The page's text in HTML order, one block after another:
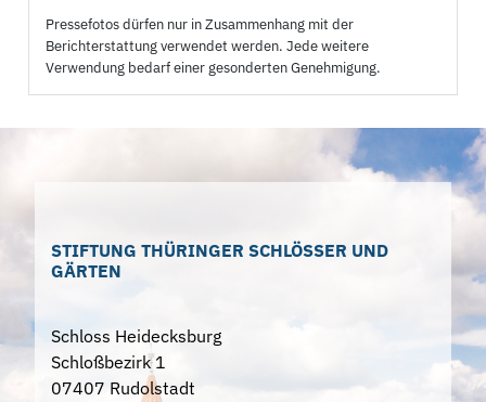
Pressefotos dürfen nur in Zusammenhang mit der
Berichterstattung verwendet werden. Jede weitere
Verwendung bedarf einer gesonderten Genehmigung.
STIFTUNG THÜRINGER SCHLÖSSER UND
GÄRTEN
Schloss Heidecksburg
Schloßbezirk 1
07407 Rudolstadt